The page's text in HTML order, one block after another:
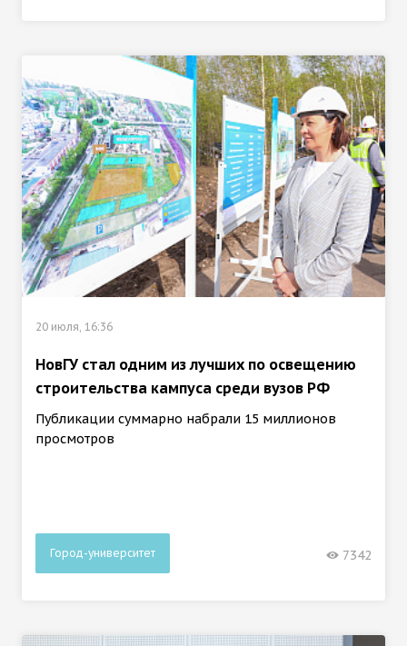
20 июля, 16:36
НовГУ стал одним из лучших по освещению
строительства кампуса среди вузов РФ
Публикации суммарно набрали 15 миллионов
просмотров
Город-университет 7342